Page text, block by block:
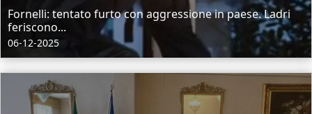
Fornelli: tentato furto con aggressione in paese. Ladri
feriscono...
06-12-2025